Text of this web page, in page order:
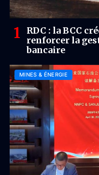
RDC : la BCC
renforcer la
bancaire
MINES & ÉNERGIE